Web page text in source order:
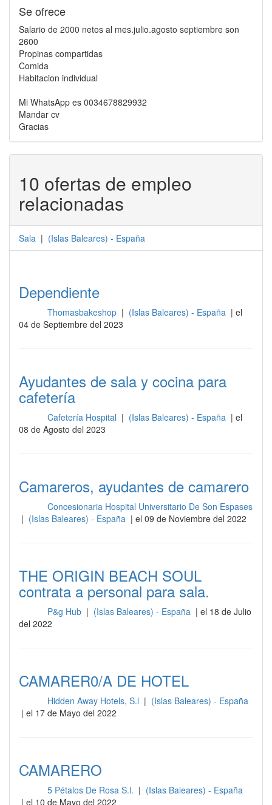
Se ofrece
Salario de 2000 netos al mes.julio.agosto septiembre son
2600
Propinas compartidas
Comida
Habitacion individual
Mi WhatsApp es 0034678829932
Mandar cv
Gracias
10 ofertas de empleo
relacionadas
Sala | (Islas Baleares) - España
Dependiente
Thomasbakeshop | (Islas Baleares) - España | el
04 de Septiembre del 2023
Ayudantes de sala y cocina para
cafetería
Cafetería Hospital | (Islas Baleares) - España | el
08 de Agosto del 2023
Camareros, ayudantes de camarero
Concesionaria Hospital Universitario De Son Espases
| (Islas Baleares) - España | el 09 de Noviembre del 2022
THE ORIGIN BEACH SOUL
contrata a personal para sala.
P&g Hub | (Islas Baleares) - España | el 18 de Julio
del 2022
CAMARER0/A DE HOTEL
Hidden Away Hotels, S.l | (Islas Baleares) - España
| el 17 de Mayo del 2022
CAMARERO
5 Pétalos De Rosa S.l. | (Islas Baleares) - España
| el 10 de Mayo del 2022